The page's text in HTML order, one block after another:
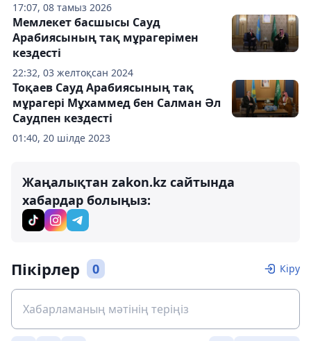
17:07, 08 тамыз 2026
22:32, 03 желтоқсан 2024
Мемлекет басшысы Сауд
Арабиясының тақ мұрагерімен
кездесті
01:40, 20 шілде 2023
Тоқаев Сауд Арабиясының тақ
мұрагері Мұхаммед бен Салман Әл
Саудпен кездесті
Жаңалықтан zakon.kz сайтында
хабардар болыңыз:
Пікірлер 0 Кіру